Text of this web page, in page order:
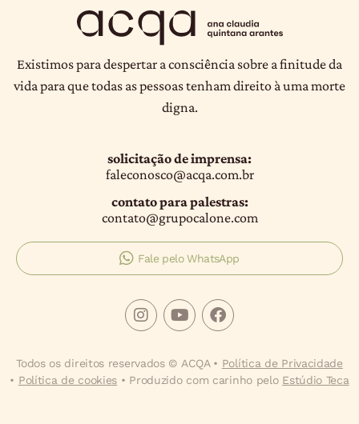
Existimos para despertar a consciência sobre a finitude da
vida para que todas as pessoas tenham direito à uma morte
digna.
solicitação de imprensa:
faleconosco@acqa.com.br
contato para palestras:
contato@grupocalone.com
Fale pelo WhatsApp
Todos os direitos reservados © ACQA • Política de Privacidade
• Política de cookies • Produzido com carinho pelo Estúdio Teca